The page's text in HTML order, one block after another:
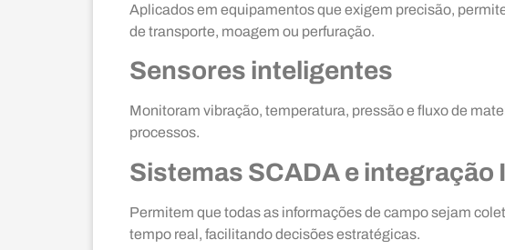
Aplicados em equipamentos que exigem precisão,
de transporte, moagem ou perfuração.
Sensores inteligentes
Monitoram vibração, temperatura, pressão e fluxo de
processos.
Sistemas SCADA e integração
Permitem que todas as informações de campo sejam
tempo real, facilitando decisões estratégicas.